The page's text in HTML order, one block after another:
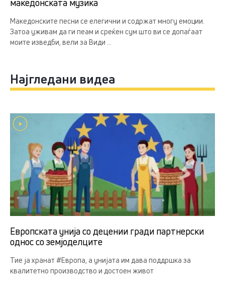
македонската музика
Македонските песни се елегични и содржат многу емоции.
Затоа уживам да ги пеам и среќен сум што ви се допаѓаат
моите изведби, вели за Види ...
Најгледани видеа
Европската унија со децении гради партнерски
однос со земјоделцитe
Тие ја хранат #Европа, а унијата им дава поддршка за
квалитетно производство и достоен живот